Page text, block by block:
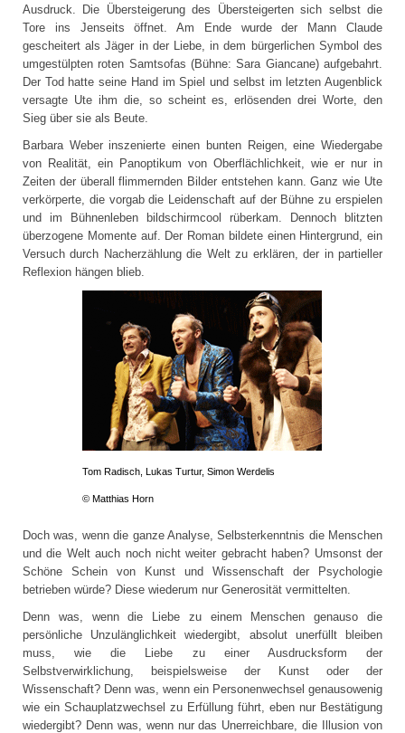
Ausdruck. Die Übersteigerung des Übersteigerten sich selbst die
Tore ins Jenseits öffnet. Am Ende wurde der Mann Claude
gescheitert als Jäger in der Liebe, in dem bürgerlichen Symbol des
umgestülpten roten Samtsofas (Bühne: Sara Giancane) aufgebahrt.
Der Tod hatte seine Hand im Spiel und selbst im letzten Augenblick
versagte Ute ihm die, so scheint es, erlösenden drei Worte, den
Sieg über sie als Beute.
Barbara Weber inszenierte einen bunten Reigen, eine Wiedergabe
von Realität, ein Panoptikum von Oberflächlichkeit, wie er nur in
Zeiten der überall flimmernden Bilder entstehen kann. Ganz wie Ute
verkörperte, die vorgab die Leidenschaft auf der Bühne zu erspielen
und im Bühnenleben bildschirmcool rüberkam. Dennoch blitzten
überzogene Momente auf. Der Roman bildete einen Hintergrund, ein
Versuch durch Nacherzählung die Welt zu erklären, der in partieller
Reflexion hängen blieb.
Tom Radisch, Lukas Turtur, Simon Werdelis
© Matthias Horn
Doch was, wenn die ganze Analyse, Selbsterkenntnis die Menschen
und die Welt auch noch nicht weiter gebracht haben? Umsonst der
Schöne Schein von Kunst und Wissenschaft der Psychologie
betrieben würde? Diese wiederum nur Generosität vermittelten.
Denn was, wenn die Liebe zu einem Menschen genauso die
persönliche Unzulänglichkeit wiedergibt, absolut unerfüllt bleiben
muss, wie die Liebe zu einer Ausdrucksform der
Selbstverwirklichung, beispielsweise der Kunst oder der
Wissenschaft? Denn was, wenn ein Personenwechsel genausowenig
wie ein Schauplatzwechsel zu Erfüllung führt, eben nur Bestätigung
wiedergibt? Denn was, wenn nur das Unerreichbare, die Illusion von